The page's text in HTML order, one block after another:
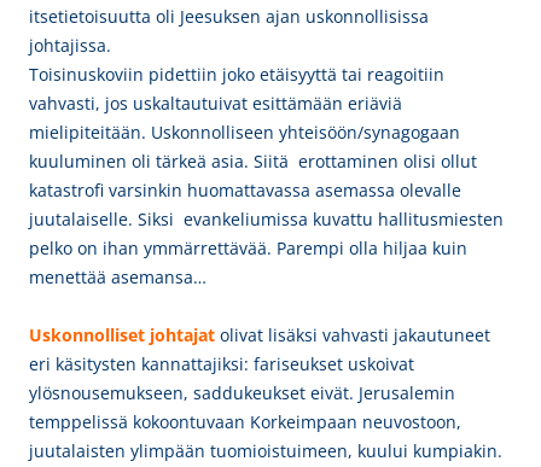
itsetietoisuutta oli Jeesuksen ajan uskonnollisissa
johtajissa.
Toisinuskoviin pidettiin joko etäisyyttä tai reagoitiin
vahvasti, jos uskaltautuivat esittämään eriäviä
mielipiteitään. Uskonnolliseen yhteisöön/synagogaan
kuuluminen oli tärkeä asia. Siitä erottaminen olisi ollut
katastrofi varsinkin huomattavassa asemassa olevalle
juutalaiselle. Siksi evankeliumissa kuvattu hallitusmiesten
pelko on ihan ymmärrettävää. Parempi olla hiljaa kuin
menettää asemansa…
Uskonnolliset johtajat olivat lisäksi vahvasti jakautuneet
eri käsitysten kannattajiksi: fariseukset uskoivat
ylösnousemukseen, saddukeukset eivät. Jerusalemin
temppelissä kokoontuvaan Korkeimpaan neuvostoon,
juutalaisten ylimpään tuomioistuimeen, kuului kumpiakin.